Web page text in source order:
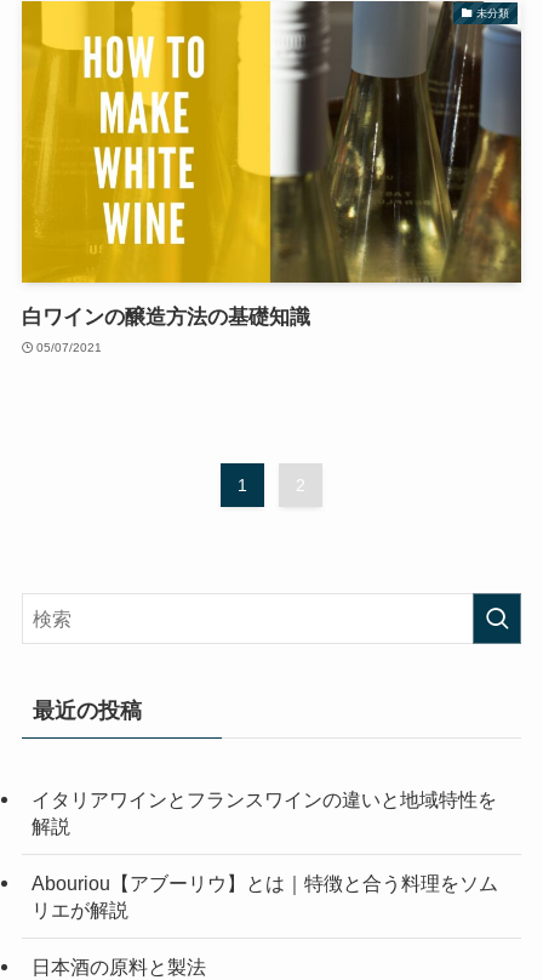
未分類
白ワインの醸造方法の基礎知識
05/07/2021
1 2
最近の投稿
イタリアワインとフランスワインの違いと地域特性を
解説
Abouriou【アブーリウ】とは｜特徴と合う料理をソム
リエが解説
日本酒の原料と製法